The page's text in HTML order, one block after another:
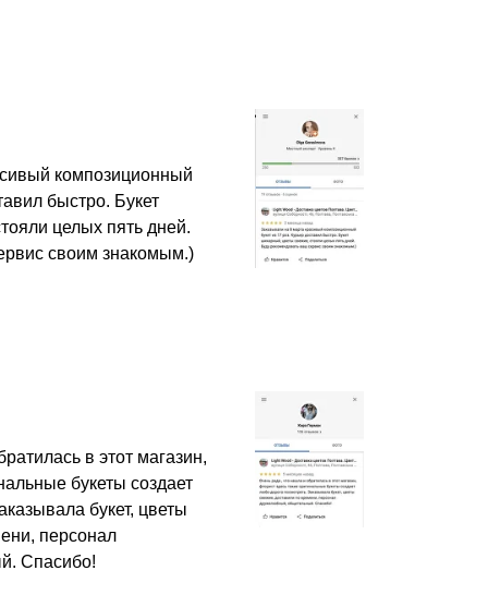
композиционный
быстро. Букет
целых пять дней.
своим знакомым.)
в этот магазин,
букеты создает
букет, цветы
персонал
Спасибо!